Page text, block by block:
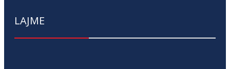
LAJME